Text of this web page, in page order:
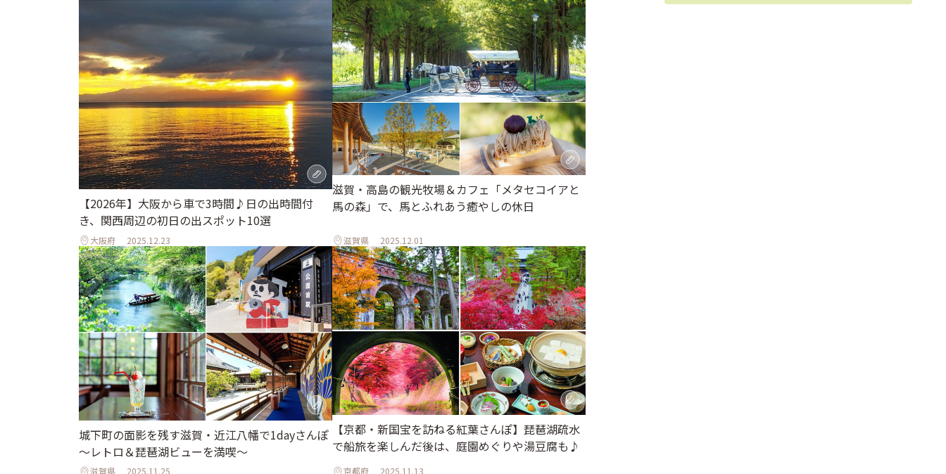
【2026年】大阪から車で3時間♪日の出時間付
き、関西周辺の初日の出スポット10選
大阪府 2025.12.23
滋賀・高島の観光牧場＆カフェ「メタセコイアと
馬の森」で、馬とふれあう癒やしの休日
滋賀県 2025.12.01
城下町の面影を残す滋賀・近江八幡で1dayさんぽ
～レトロ＆琵琶湖ビューを満喫～
滋賀県 2025.11.25
【京都・新国宝を訪ねる紅葉さんぽ】琵琶湖疏水
で船旅を楽しんだ後は、庭園めぐりや湯豆腐も♪
京都府 2025.11.13